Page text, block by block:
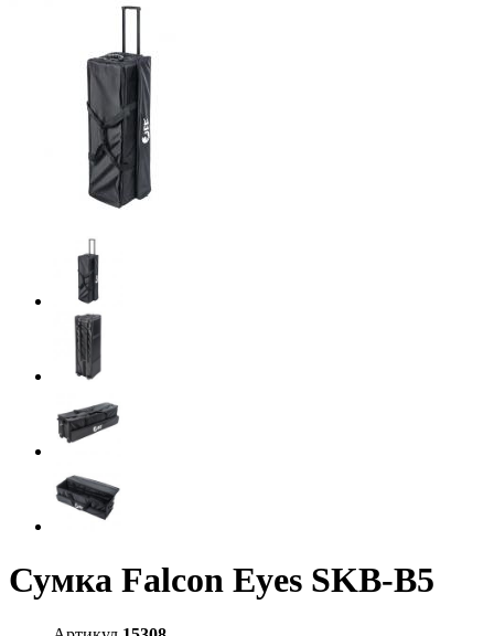
Сумка Falcon Eyes SKB-B5